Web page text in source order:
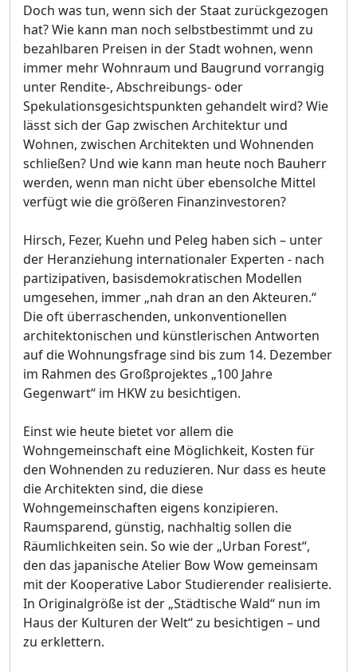
Doch was tun, wenn sich der Staat zurückgezogen
hat? Wie kann man noch selbstbestimmt und zu
bezahlbaren Preisen in der Stadt wohnen, wenn
immer mehr Wohnraum und Baugrund vorrangig
unter Rendite-, Abschreibungs- oder
Spekulationsgesichtspunkten gehandelt wird? Wie
lässt sich der Gap zwischen Architektur und
Wohnen, zwischen Architekten und Wohnenden
schließen? Und wie kann man heute noch Bauherr
werden, wenn man nicht über ebensolche Mittel
verfügt wie die größeren Finanzinvestoren?
Hirsch, Fezer, Kuehn und Peleg haben sich – unter
der Heranziehung internationaler Experten - nach
partizipativen, basisdemokratischen Modellen
umgesehen, immer „nah dran an den Akteuren.“
Die oft überraschenden, unkonventionellen
architektonischen und künstlerischen Antworten
auf die Wohnungsfrage sind bis zum 14. Dezember
im Rahmen des Großprojektes „100 Jahre
Gegenwart“ im HKW zu besichtigen.
Einst wie heute bietet vor allem die
Wohngemeinschaft eine Möglichkeit, Kosten für
den Wohnenden zu reduzieren. Nur dass es heute
die Architekten sind, die diese
Wohngemeinschaften eigens konzipieren.
Raumsparend, günstig, nachhaltig sollen die
Räumlichkeiten sein. So wie der „Urban Forest“,
den das japanische Atelier Bow Wow gemeinsam
mit der Kooperative Labor Studierender realisierte.
In Originalgröße ist der „Städtische Wald“ nun im
Haus der Kulturen der Welt“ zu besichtigen – und
zu erklettern.